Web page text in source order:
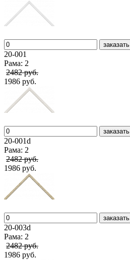
заказать
20-001
Рама: 2
2482 руб.
1986 руб.
заказать
20-001d
Рама: 2
2482 руб.
1986 руб.
заказать
20-003d
Рама: 2
2482 руб.
1986 руб.